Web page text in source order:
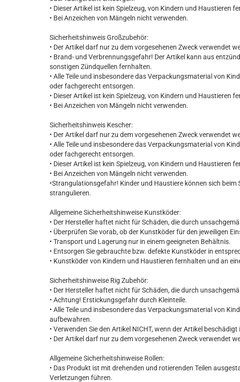
• Dieser Artikel ist kein Spielzeug, von Kindern und Haustieren
• Bei Anzeichen von Mängeln nicht verwenden.
Sicherheitshinweis Großzubehör:
• Der Artikel darf nur zu dem vorgesehenen Zweck verwendet
• Brand- und Verbrennungsgefahr! Der Artikel kann aus
sonstigen Zündquellen fernhalten.
• Alle Teile und insbesondere das Verpackungsmaterial von
oder fachgerecht entsorgen.
• Dieser Artikel ist kein Spielzeug, von Kindern und Haustieren
• Bei Anzeichen von Mängeln nicht verwenden.
Sicherheitshinweis Kescher:
• Der Artikel darf nur zu dem vorgesehenen Zweck verwendet
• Alle Teile und insbesondere das Verpackungsmaterial von
oder fachgerecht entsorgen.
• Dieser Artikel ist kein Spielzeug, von Kindern und Haustieren
• Bei Anzeichen von Mängeln nicht verwenden.
•Strangulationsgefahr! Kinder und Haustiere können sich
strangulieren.
Allgemeine Sicherheitshinweise Kunstköder:
• Der Hersteller haftet nicht für Schäden, die durch
• Überprüfen Sie vorab, ob der Kunstköder für den jeweiligen
• Transport und Lagerung nur in einem geeigneten Behältnis.
• Entsorgen Sie gebrauchte bzw. defekte Kunstköder in
• Kunstköder von Kindern und Haustieren fernhalten und an
Sicherheitshinweise Rig Zubehör:
• Der Hersteller haftet nicht für Schäden, die durch
• Achtung! Erstickungsgefahr durch Kleinteile.
• Alle Teile und insbesondere das Verpackungsmaterial von
aufbewahren.
• Verwenden Sie den Artikel NICHT, wenn der Artikel beschädigt
• Der Artikel darf nur zu dem vorgesehenen Zweck verwendet
Allgemeine Sicherheitshinweise Rollen:
• Das Produkt ist mit drehenden und rotierenden Teilen
Verletzungen führen.